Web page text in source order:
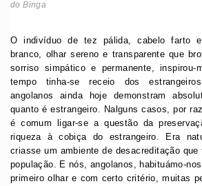
do Binga
O indivíduo de tez pálida, cabelo farto
branco, olhar sereno e transparente que
sorriso simpático e permanente, inspirou-
tempo tinha-se receio dos
angolanos ainda hoje demonstram
quanto é estrangeiro. Nalguns casos, por
é comum ligar-se a questão da
riqueza à cobiça do estrangeiro. Era
criasse um ambiente de desacreditação
população. E nós, angolanos, habituámo-
primeiro olhar e com certo critério, muitas